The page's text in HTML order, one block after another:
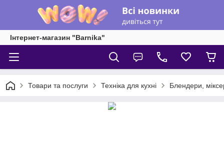
Інтернет-магазин "Barnika"
Товари та послуги Техніка для кухні Блендери,